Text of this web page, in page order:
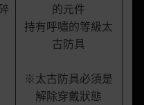
的元件
持有呼嘯的等級太
古防具
※太古防具必須是
解除穿戴狀態